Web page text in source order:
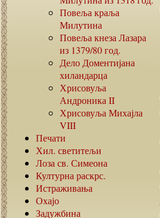
Повеља краља
Милутина
Повеља кнеза Лазара
из 1379/80год.
Дело Доментијана
хиландарца
Хрисовуља
Андроника II
Хрисовуља Михајла
VIII
Печати
Хил. светитељи
Лоза св. Симеона
Културна раскрс.
Истраживања
Охајо
Задужбина